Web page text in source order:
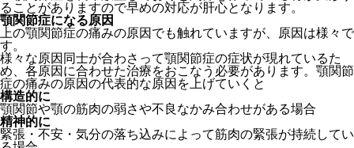
ることがありますので早めの対応が肝心となります。
顎関節症になる原因
上の顎関節症の痛みの原因でも触れていますが、原因は様々で
す。
様々な原因同士が合わさって顎関節症の症状が現れているた
め、各原因に合わせた治療をおこなう必要があります。顎関節
症の痛みの原因の代表的な原因を上げていくと
構造的に
顎関節や顎の筋肉の弱さや不良なかみ合わせがある場合
精神的に
緊張・不安・気分の落ち込みによって筋肉の緊張が持続してい